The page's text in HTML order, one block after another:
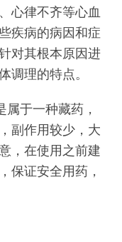
心律不齐等心血
疾病的病因和症
对其根本原因进
调理的特点。
属于一种藏药，
副作用较少，大
，在使用之前建
保证安全用药，